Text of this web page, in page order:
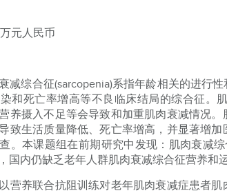
元人民币
减综合征(sarcopenia)系指年龄相关的进行
和死亡率增高等不良临床结局的综合征。
养摄入不足等会导致和加重肌肉衰减情况
致生活质量降低、死亡率增高，并显著增
。本课题组在前期研究中发现：肌肉衰减
国内仍缺乏老年人群肌肉衰减综合征营养和
营养联合抗阻训练对老年肌肉衰减症患者